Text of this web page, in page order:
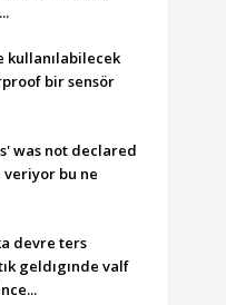
kullanılabilecek
bir sensör
was not declared
veriyor bu ne
devre ters
geldıgınde valf